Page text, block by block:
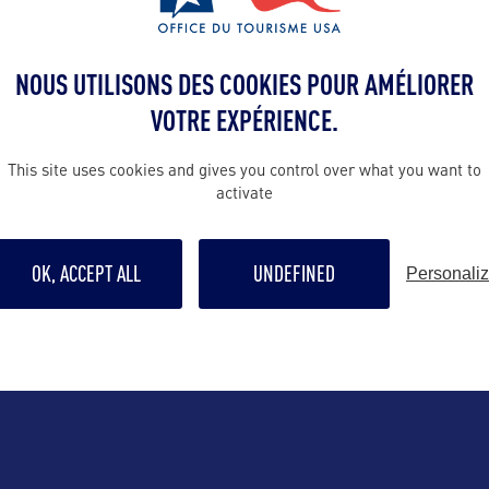
ALLEZ PLUS LOIN
NOUS UTILISONS DES COOKIES POUR AMÉLIORER
VOTRE EXPÉRIENCE.
This site uses cookies and gives you control over what you want to
activate
OK, ACCEPT ALL UNDEFINED